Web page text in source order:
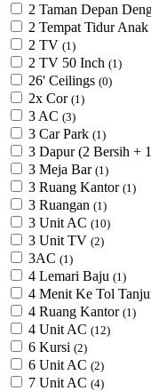
2 Taman Depan
2 Tempat Tidur Anak
2 TV (1)
2 TV 50 Inch (1)
26' Ceilings (0)
2x Cor (1)
3 AC (3)
3 Car Park (1)
3 Dapur (2 Bersih +
3 Meja Bar (1)
3 Ruang Kantor (1)
3 Ruangan (1)
3 Unit AC (10)
3 Unit TV (2)
3AC (1)
4 Lemari Baju (1)
4 Menit Ke Tol
4 Ruang Kantor (1)
4 Unit AC (12)
6 Kursi (2)
6 Unit AC (2)
7 Unit AC (4)